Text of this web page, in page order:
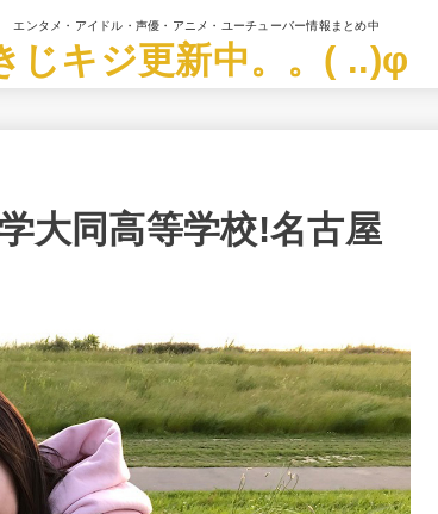
エンタメ・アイドル・声優・アニメ・ユーチューバー情報まとめ中
じキジ更新中。。( ..)φ
大同高等学校!名古屋